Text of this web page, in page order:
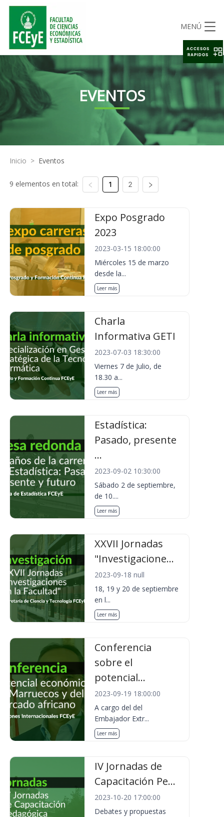
MENÚ
EVENTOS
Inicio > Eventos
9 elementos en total: 1 2
Expo Posgrado
2023
2023-03-15 18:00:00
Miércoles 15 de marzo
desde la...
Leer más
Charla
Informativa GETI
2023-07-03 18:30:00
Viernes 7 de Julio, de
18.30 a...
Leer más
Estadística:
Pasado, presente
...
2023-09-02 10:30:00
Sábado 2 de septiembre,
de 10....
Leer más
XXVII Jornadas
"Investigacione...
2023-09-18 null
18, 19 y 20 de septiembre
en l...
Leer más
Conferencia
sobre el
potencial...
2023-09-19 18:00:00
A cargo del del
Embajador Extr...
Leer más
IV Jornadas de
Capacitación Pe...
2023-10-20 17:00:00
Debates y propuestas
ACCESOS
RAPIDOS